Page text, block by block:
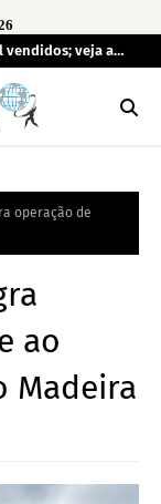
vendidos; veja a
operação de
ao
Madeira